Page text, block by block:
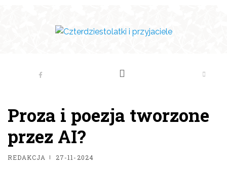
Proza i poezja tworzone
przez AI?
REDAKCJA 27-11-2024